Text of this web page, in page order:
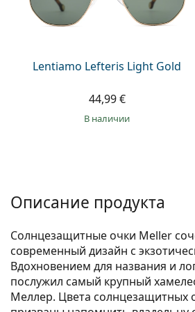
Persol
Все бренды
Lentiamo Lefteris Light Gold
44,99 €
в наличии
Описание продукта
Солнцезащитные очки Meller
современный дизайн с
Вдохновением для названия и
послужил самый крупный
Меллер. Цвета солнцезащитных